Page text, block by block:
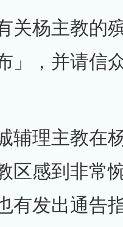
关杨主教的
」，并请信
辅理主教在
区感到非常
有发出通告